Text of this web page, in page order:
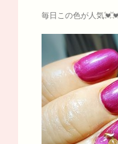
毎日この色が人気